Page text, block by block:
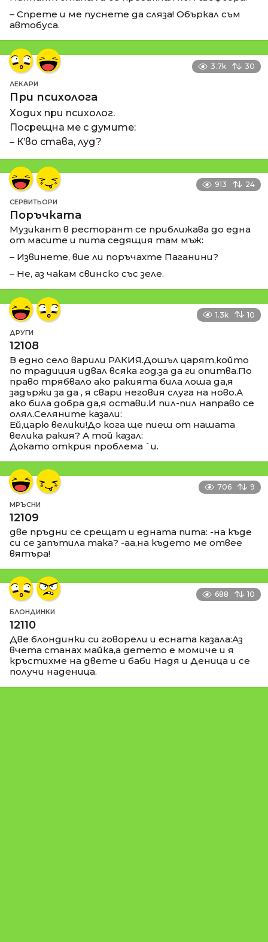
– Спрете и ме пуснете да сляза! Объркал съм
автобуса.
3.7k 30
ЛЕКАРИ
При психолога
Ходих при психолог.
Посрещна ме с думите:
– К’во става, луд?
913 24
СЕРВИТЬОРИ
Поръчката
Музикант в ресторант се приближава до една
от масите и пита седящия там мъж:
– Извинете, вие ли поръчахте Паганини?
– Не, аз чакам свинско със зеле.
1.3k 10
ДРУГИ
12108
В едно село варили РАКИЯ.Дошъл царят,който
по традиция идвал всяка год.за да ги опитва.По
право трябвало ако ракията била лоша да,я
задържи за да , я свари неговия слуга на ново.А
ако била добра да,я остави.И пил-пил направо се
олял.Селяните казали:
Ей,царю велики!До кога ще пиеш от нашата
велика ракия? А той казал:
Докато открия проблема `и.
706 9
МРЪСНИ
12109
две пръдни се срещат и едната пита: -на къде
си се запътила така? -аа,на където ме отвее
вятъра!
688 10
БЛОНДИНКИ
12110
Две блондинки си говорели и есната казала:Аз
вчета станах майка,а детето е момиче и я
кръстихме на двете и баби Надя и Деница и се
получи наденица.